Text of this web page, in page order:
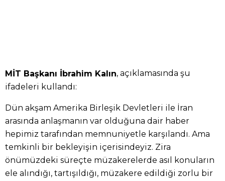
MİT Başkanı İbrahim Kalın, açıklamasında şu
ifadeleri kullandı:
Dün akşam Amerika Birleşik Devletleri ile İran
arasında anlaşmanın var olduğuna dair haber
hepimiz tarafından memnuniyetle karşılandı. Ama
temkinli bir bekleyişin içerisindeyiz. Zira
önümüzdeki süreçte müzakerelerde asıl konuların
ele alındığı, tartışıldığı, müzakere edildiği zorlu bir